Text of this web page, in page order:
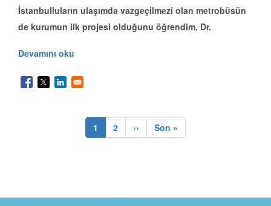
İstanbulluların ulaşımda vazgeçilmezi olan metrobüsün
de kurumun ilk projesi olduğunu öğrendim. Dr.
Devamını oku
Şu
an
1 Sayfa
2 sonraki1
›› son
Son »